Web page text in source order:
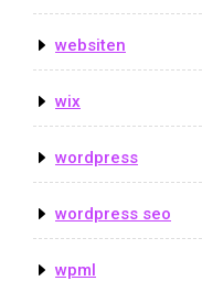
websiten
wix
wordpress
wordpress seo
wpml